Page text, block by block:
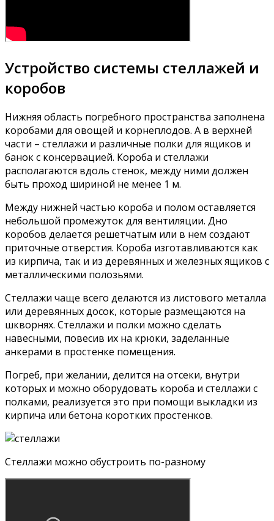
Устройство системы стеллажей и
коробов
Нижняя область погребного пространства заполнена
коробами для овощей и корнеплодов. А в верхней
части – стеллажи и различные полки для ящиков и
банок с консервацией. Короба и стеллажи
располагаются вдоль стенок, между ними должен
быть проход шириной не менее 1 м.
Между нижней частью короба и полом оставляется
небольшой промежуток для вентиляции. Дно
коробов делается решетчатым или в нем создают
приточные отверстия. Короба изготавливаются как
из кирпича, так и из деревянных и железных ящиков с
металлическими полозьями.
Стеллажи чаще всего делаются из листового металла
или деревянных досок, которые размещаются на
шкворнях. Стеллажи и полки можно сделать
навесными, повесив их на крюки, заделанные
анкерами в простенке помещения.
Погреб, при желании, делится на отсеки, внутри
которых и можно оборудовать короба и стеллажи с
полками, реализуется это при помощи выкладки из
кирпича или бетона коротких простенков.
Стеллажи можно обустроить по-разному